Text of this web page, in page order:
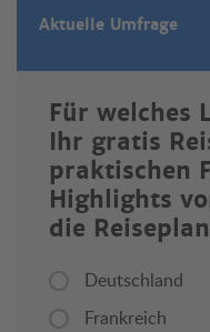
Aktuelle Umfrage
Für welches
Ihr gratis
praktischen
Highlights
die
Deutschland
Frankreich